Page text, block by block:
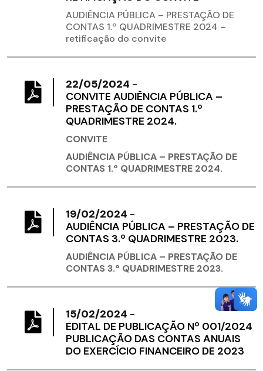
AUDIÊNCIA PÚBLICA – PRESTAÇÃO DE
CONTAS 1.º QUADRIMESTRE 2024 –
retificação do convite
22/05/2024 -
​CONVITE AUDIÊNCIA PÚBLICA –
PRESTAÇÃO DE CONTAS 1.º
QUADRIMESTRE 2024.
CONVITE
AUDIÊNCIA PÚBLICA – PRESTAÇÃO DE
CONTAS 1.º QUADRIMESTRE 2024.
19/02/2024 -
AUDIÊNCIA PÚBLICA – PRESTAÇÃO DE
CONTAS 3.º QUADRIMESTRE 2023.
AUDIÊNCIA PÚBLICA – PRESTAÇÃO DE
CONTAS 3.º QUADRIMESTRE 2023.
15/02/2024 -
EDITAL DE PUBLICAÇÃO Nº 001/2024
PUBLICAÇÃO DAS CONTAS ANUAIS
DO EXERCÍCIO FINANCEIRO DE 2023